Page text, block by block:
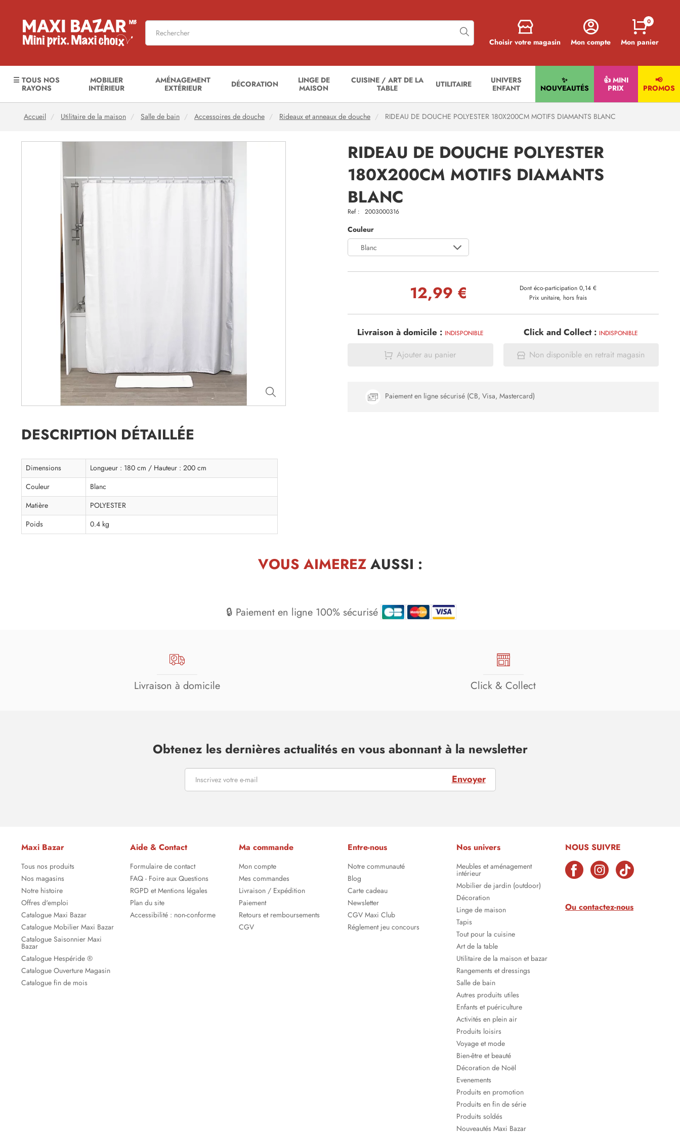
Choisir votre magasin Mon compte Mon panier
0
☰ TOUS NOS
RAYONS
MOBILIER
INTÉRIEUR
AMÉNAGEMENT
EXTÉRIEUR
DÉCORATION
LINGE DE
MAISON
CUISINE / ART DE LA
TABLE
UTILITAIRE
UNIVERS
ENFANT
✨
NOUVEAUTÉS
👍 MINI
PRIX
📢
PROMOS
Accueil Utilitaire de la maison Salle de bain Accessoires de douche Rideaux et anneaux de douche RIDEAU DE DOUCHE POLYESTER 180X200CM MOTIFS DIAMANTS BLANC
RIDEAU DE DOUCHE POLYESTER
180X200CM MOTIFS DIAMANTS
BLANC
Ref : 2003000316
Couleur
Blanc
12,99 €
Dont éco-participation 0,14 €
Prix unitaire, hors frais
Livraison à domicile : INDISPONIBLE
Ajouter au panier
Click and Collect : INDISPONIBLE
Non disponible en retrait magasin
Paiement en ligne sécurisé (CB, Visa, Mastercard)
DESCRIPTION DÉTAILLÉE
Dimensions
Longueur : 180 cm / Hauteur : 200 cm
Couleur
Blanc
Matière
POLYESTER
Poids
0.4 kg
VOUS AIMEREZAUSSI :
🔒 Paiement en ligne 100% sécurisé
Livraison à domicile Click & Collect
Obtenez les dernières actualités en vous abonnant à la newsletter
Envoyer
Maxi Bazar
Tous nos produits
Nos magasins
Notre histoire
Offres d'emploi
Catalogue Maxi Bazar
Catalogue Mobilier Maxi Bazar
Catalogue Saisonnier Maxi
Bazar
Catalogue Hespéride ®
Catalogue Ouverture Magasin
Catalogue fin de mois
Aide & Contact
Formulaire de contact
FAQ - Foire aux Questions
RGPD et Mentions légales
Plan du site
Accessibilité : non-conforme
Ma commande
Mon compte
Mes commandes
Livraison / Expédition
Paiement
Retours et remboursements
CGV
Entre-nous
Notre communauté
Blog
Carte cadeau
Newsletter
CGV Maxi Club
Réglement jeu concours
Nos univers
Meubles et aménagement
intérieur
Mobilier de jardin (outdoor)
Décoration
Linge de maison
Tapis
Tout pour la cuisine
Art de la table
Utilitaire de la maison et bazar
Rangements et dressings
Salle de bain
Autres produits utiles
Enfants et puériculture
Activités en plein air
Produits loisirs
Voyage et mode
Bien-être et beauté
Décoration de Noël
Evenements
Produits en promotion
Produits en fin de série
Produits soldés
Nouveautés Maxi Bazar
NOUS SUIVRE
Ou contactez-nous